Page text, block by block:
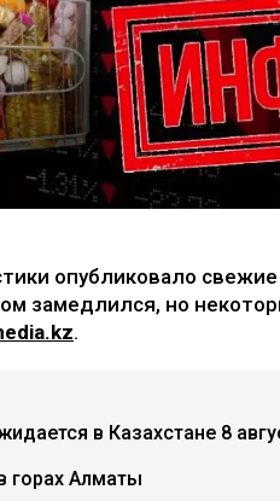
опубликовало
замедлился, но
.
в Казахстане 8
горах Алматы